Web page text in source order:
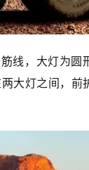
线，大灯为圆
大灯之间，